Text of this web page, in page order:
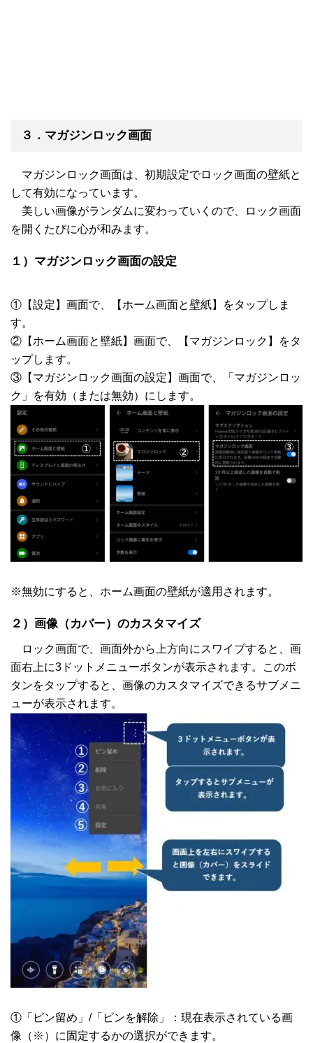
３．マガジンロック画面
マガジンロック画面は、初期設定でロック画面の壁紙と
して有効になっています。
美しい画像がランダムに変わっていくので、ロック画面
を開くたびに心が和みます。
１）マガジンロック画面の設定
①【設定】画面で、【ホーム画面と壁紙】をタップしま
す。
②【ホーム画面と壁紙】画面で、【マガジンロック】をタ
ップします。
③【マガジンロック画面の設定】画面で、「マガジンロッ
ク」を有効（または無効）にします。
※無効にすると、ホーム画面の壁紙が適用されます。
２）画像（カバー）のカスタマイズ
ロック画面で、画面外から上方向にスワイプすると、画
面右上に3ドットメニューボタンが表示されます。このボ
タンをタップすると、画像のカスタマイズできるサブメニ
ューが表示されます。
①「ピン留め」/「ピンを解除」：現在表示されている画
像（※）に固定するかの選択ができます。